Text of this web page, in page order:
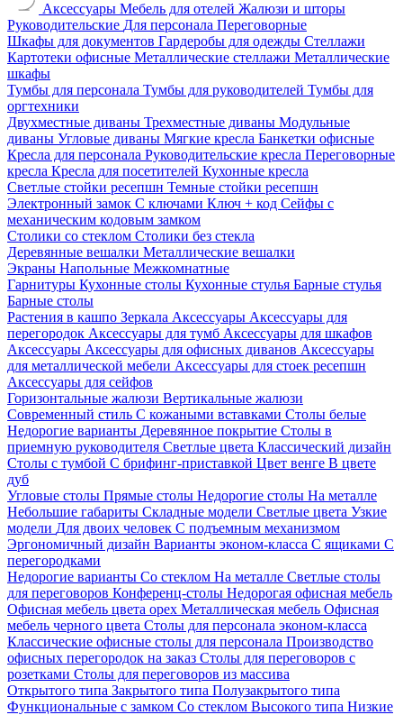
Аксессуары Мебель для отелей Жалюзи и шторы
Руководительские Для персонала Переговорные
Шкафы для документов Гардеробы для одежды Стеллажи
Картотеки офисные Металлические стеллажи Металлические
шкафы
Тумбы для персонала Тумбы для руководителей Тумбы для
оргтехники
Двухместные диваны Трехместные диваны Модульные
диваны Угловые диваны Мягкие кресла Банкетки офисные
Кресла для персонала Руководительские кресла Переговорные
кресла Кресла для посетителей Кухонные кресла
Светлые стойки ресепшн Темные стойки ресепшн
Электронный замок С ключами Ключ + код Сейфы с
механическим кодовым замком
Столики со стеклом Столики без стекла
Деревянные вешалки Металлические вешалки
Экраны Напольные Межкомнатные
Гарнитуры Кухонные столы Кухонные стулья Барные стулья
Барные столы
Растения в кашпо Зеркала Аксессуары Аксессуары для
перегородок Аксессуары для тумб Аксессуары для шкафов
Аксессуары Аксессуары для офисных диванов Аксессуары
для металлической мебели Аксессуары для стоек ресепшн
Аксессуары для сейфов
Горизонтальные жалюзи Вертикальные жалюзи
Современный стиль С кожаными вставками Столы белые
Недорогие варианты Деревянное покрытие Столы в
приемную руководителя Светлые цвета Классический дизайн
Столы с тумбой С брифинг-приставкой Цвет венге В цвете
дуб
Угловые столы Прямые столы Недорогие столы На металле
Небольшие габариты Складные модели Светлые цвета Узкие
модели Для двоих человек С подъемным механизмом
Эргономичный дизайн Варианты эконом-класса С ящиками С
перегородками
Недорогие варианты Со стеклом На металле Светлые столы
для переговоров Конференц-столы Недорогая офисная мебель
Офисная мебель цвета орех Металлическая мебель Офисная
мебель черного цвета Столы для персонала эконом-класса
Классические офисные столы для персонала Производство
офисных перегородок на заказ Столы для переговоров с
розетками Столы для переговоров из массива
Открытого типа Закрытого типа Полузакрытого типа
Функциональные с замком Со стеклом Высокого типа Низкие